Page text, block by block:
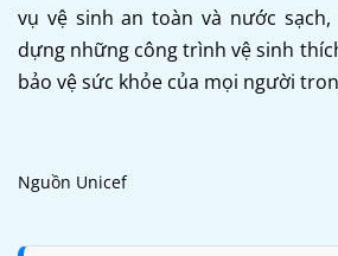
vụ vệ sinh an toàn và nước
dựng những công trình vệ sinh
bảo vệ sức khỏe của mọi người
Nguồn Unicef